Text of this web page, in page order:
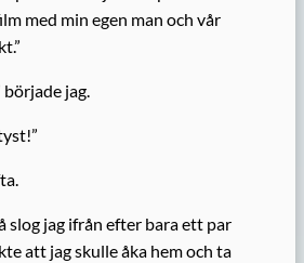
med min egen man och vår
jag.
slog jag ifrån efter bara ett par
att jag skulle åka hem och ta